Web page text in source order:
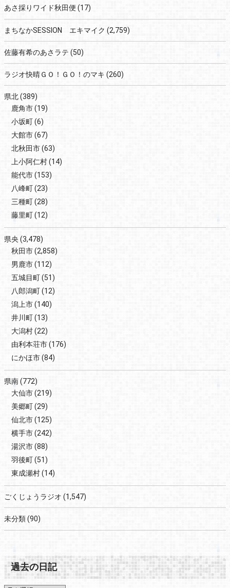
あさ採りワイド秋田便 (17)
まちなかSESSION エキマイク (2,759)
佐藤有希のあさラテ (50)
ラジオ快晴ＧＯ！ＧＯ！のマキ (260)
県北(389)
鹿角市(19)
小坂町(6)
大館市(67)
北秋田市(63)
上小阿仁村(14)
能代市(153)
八峰町(23)
三種町(28)
藤里町(12)
県央(3,478)
秋田市(2,858)
男鹿市(112)
五城目町(51)
八郎潟町(12)
潟上市(140)
井川町(13)
大潟村(22)
由利本荘市(176)
にかほ市(84)
県南(772)
大仙市(219)
美郷町(29)
仙北市(125)
横手市(242)
湯沢市(88)
羽後町(51)
東成瀬村(14)
ごくじょうラジオ (1,547)
未分類(90)
過去の日記